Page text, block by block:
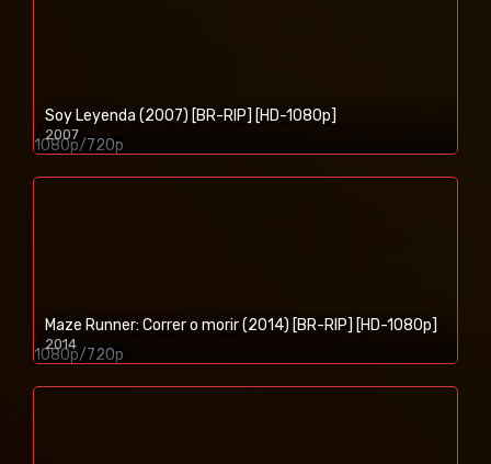
Soy Leyenda (2007) [BR-RIP] [HD-1080p]
2007
1080p/720p
Maze Runner: Correr o morir (2014) [BR-RIP] [HD-1080p]
2014
1080p/720p